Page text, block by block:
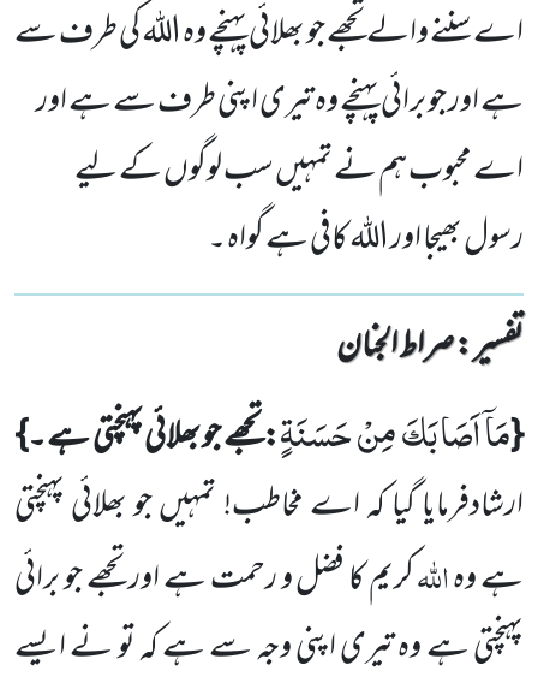
اے سننے والے تجھے جو بھلائی پہنچے وہ اللہ کی طرف سے
ہے اور جو برائی پہنچے وہ تیری اپنی طرف سے ہے اور
اے محبوب ہم نے تمہیں سب لوگوں کے لیے
رسول بھیجا اور اللہ کافی ہے گواہ ۔
تفسیر : ‎صراط الجنان
{مَاۤ اَصَابَكَ مِنْ حَسَنَةٍ: تجھے جو بھلائی پہنچتی ہے ۔}
ارشادفرمایا گیا کہ اے مخاطب! تمہیں جو بھلائی پہنچتی
ہے وہاللہکریم کا فضل و رحمت ہے اور تجھے جو برائی
پہنچتی ہے وہ تیری اپنی وجہ سے ہے کہ تو نے ایسے